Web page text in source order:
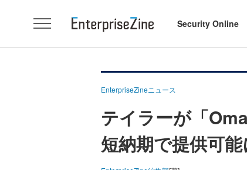
Security Online
EnterpriseZineニュース
テイラーが「
短納期で提供可能